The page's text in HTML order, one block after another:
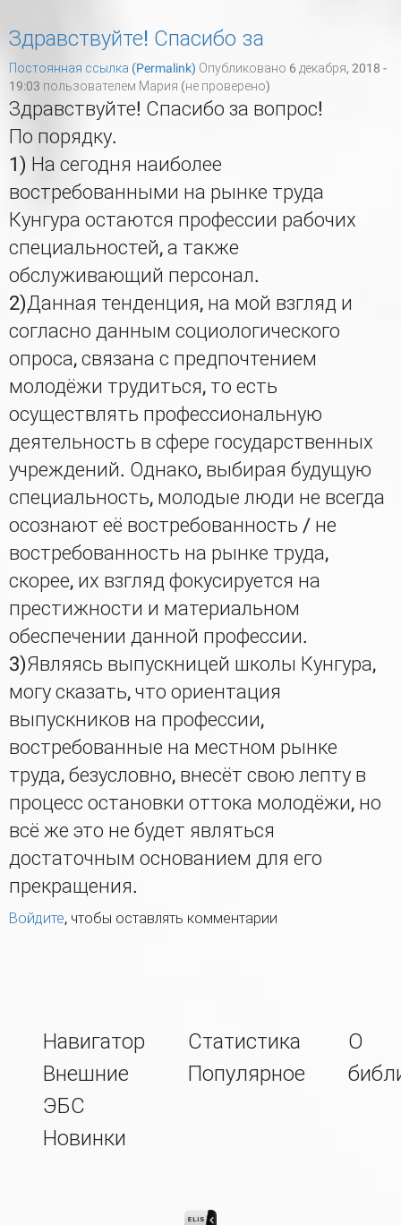
Здравствуйте! Спасибо за
Постоянная ссылка (Permalink) Опубликовано 6 декабря, 2018 -
19:03 пользователем Мария (не проверено)
Здравствуйте! Спасибо за вопрос!
По порядку.
1) На сегодня наиболее
востребованными на рынке труда
Кунгура остаются профессии рабочих
специальностей, а также
обслуживающий персонал.
2)Данная тенденция, на мой взгляд и
согласно данным социологического
опроса, связана с предпочтением
молодёжи трудиться, то есть
осуществлять профессиональную
деятельность в сфере государственных
учреждений. Однако, выбирая будущую
специальность, молодые люди не всегда
осознают её востребованность / не
востребованность на рынке труда,
скорее, их взгляд фокусируется на
престижности и материальном
обеспечении данной профессии.
3)Являясь выпускницей школы Кунгура,
могу сказать, что ориентация
выпускников на профессии,
востребованные на местном рынке
труда, безусловно, внесёт свою лепту в
процесс остановки оттока молодёжи, но
всё же это не будет являться
достаточным основанием для его
прекращения.
Войдите, чтобы оставлять комментарии
Навигатор
Внешние
ЭБС
Новинки
Статистика
Популярное
О